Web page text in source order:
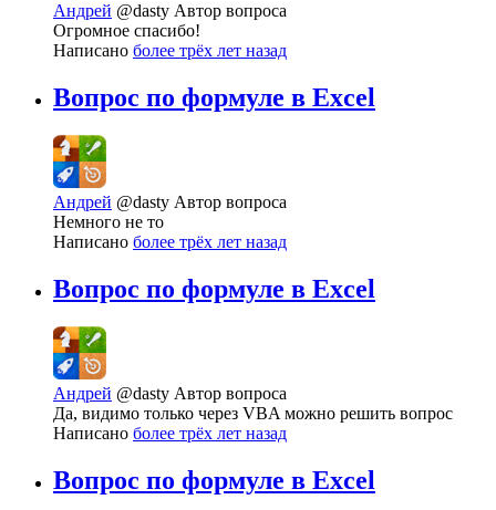
Андрей @dasty Автор вопроса
Огромное спасибо!
Написано более трёх лет назад
Вопрос по формуле в Excel
Андрей @dasty Автор вопроса
Немного не то
Написано более трёх лет назад
Вопрос по формуле в Excel
Андрей @dasty Автор вопроса
Да, видимо только через VBA можно решить вопрос
Написано более трёх лет назад
Вопрос по формуле в Excel